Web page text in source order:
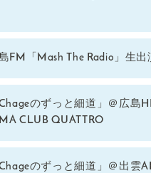
FM「Mash The Radio」生出
Chageのずっと細道」＠広島
CLUB QUATTRO
Chageのずっと細道」＠出雲